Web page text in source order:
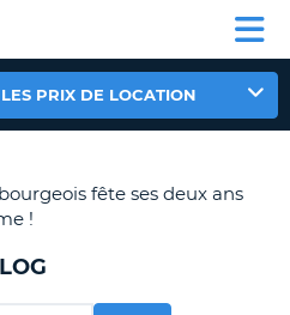
CLIENT
PRIX DE LOCATION
fête ses deux ans
!